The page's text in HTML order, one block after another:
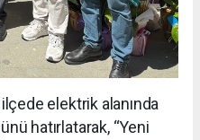
elektrik alanında
hatırlatarak, “Yeni